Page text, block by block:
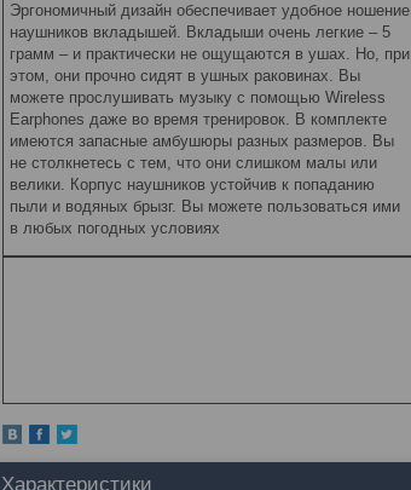
Эргономичный дизайн обеспечивает удобное ношение
наушников вкладышей. Вкладыши очень легкие – 5
грамм – и практически не ощущаются в ушах. Но, при
этом, они прочно сидят в ушных раковинах. Вы
можете прослушивать музыку с помощью Wireless
Earphones даже во время тренировок. В комплекте
имеются запасные амбушюры разных размеров. Вы
не столкнетесь с тем, что они слишком малы или
велики. Корпус наушников устойчив к попаданию
пыли и водяных брызг. Вы можете пользоваться ими
в любых погодных условиях
Характеристики